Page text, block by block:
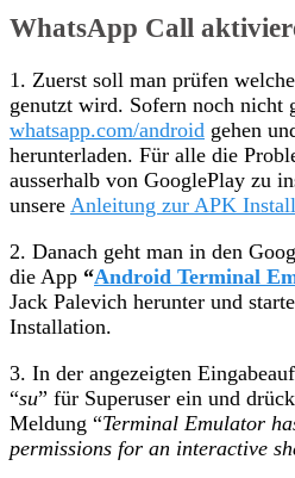
WhatsApp Call
1. Zuerst soll man prüfen
genutzt wird. Sofern noch nicht
whatsapp.com/android gehen
herunterladen. Für alle die
ausserhalb von GooglePlay zu
unsere Anleitung zur APK
2. Danach geht man in den
die App “Android Terminal
Jack Palevich herunter und
Installation.
3. In der angezeigten
“su” für Superuser ein und
Meldung “Terminal Emulator
permissions for an interactive